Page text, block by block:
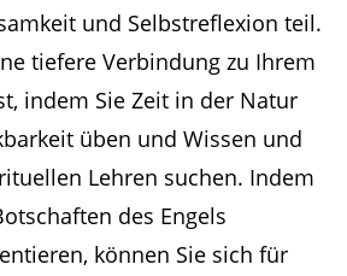
und Selbstreflexion teil.
tiefere Verbindung zu Ihrem
indem Sie Zeit in der Natur
üben und Wissen und
Lehren suchen. Indem
des Engels
können Sie sich für